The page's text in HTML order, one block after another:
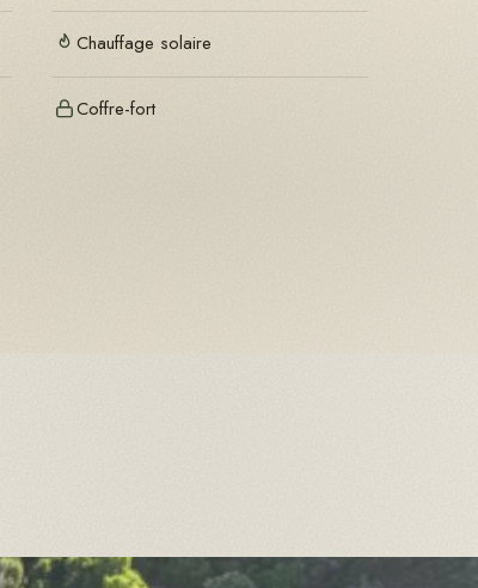
Chauffage solaire
Coffre-fort